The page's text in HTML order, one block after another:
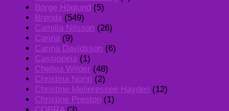
Börge Höglund (5)
Brenda (549)
Camilla Nilsson (26)
Carina (9)
Carina Davidsson (6)
Cassiopeia (1)
Chellea Wilder (48)
Christina Norin (2)
Christine Melieressee Hayden (12)
Christine Preston (1)